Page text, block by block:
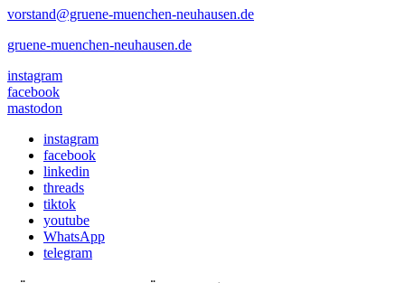
vorstand@gruene-muenchen-neuhausen.de
gruene-muenchen-neuhausen.de
instagram
facebook
mastodon
instagram
facebook
linkedin
threads
tiktok
youtube
WhatsApp
telegram